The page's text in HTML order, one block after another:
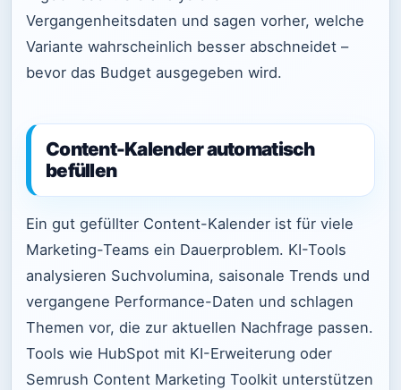
Vergangenheitsdaten und sagen vorher, welche
Variante wahrscheinlich besser abschneidet –
bevor das Budget ausgegeben wird.
Content-Kalender automatisch
befüllen
Ein gut gefüllter Content-Kalender ist für viele
Marketing-Teams ein Dauerproblem. KI-Tools
analysieren Suchvolumina, saisonale Trends und
vergangene Performance-Daten und schlagen
Themen vor, die zur aktuellen Nachfrage passen.
Tools wie HubSpot mit KI-Erweiterung oder
Semrush Content Marketing Toolkit unterstützen